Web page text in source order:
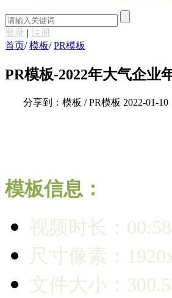
登录 | 注册
首页/ 模板/ PR模板
PR模板-2022年大气企业
模板 / PR模板 2022-01-10
分享到：
模板信息：
视频时长：00:58
尺寸像素：
文件大小：